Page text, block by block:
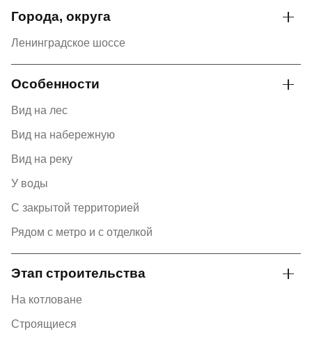
Города, округа
Ленинградское шоссе
Особенности
Вид на лес
Вид на набережную
Вид на реку
У воды
С закрытой территорией
Рядом с метро и с отделкой
Этап строительства
На котловане
Строящиеся